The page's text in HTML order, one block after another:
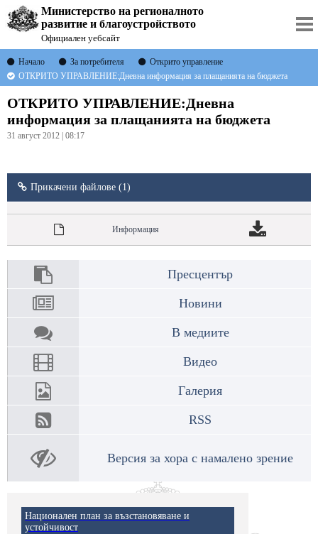
Министерство на регионалното
развитие и благоустройството
Официален уебсайт
Начало За потребителя
Открито управление
ОТКРИТО УПРАВЛЕНИЕ:Дневна информация за плащанията на бюджета
ОТКРИТО УПРАВЛЕНИЕ:Дневна
информация за плащанията на бюджета
31 август 2012 | 08:17
Прикачени файлове (1)
Информация
Пресцентър
Новини
В медиите
Видео
Галерия
RSS
Версия за хора с намалено зрение
Национален план за възстановяване и
устойчивост